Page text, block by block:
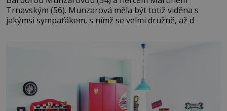
Trnavským (56). Munzarová měla být totiž viděna s
jakýmsi sympaťákem, s nímž se velmi družně, až d